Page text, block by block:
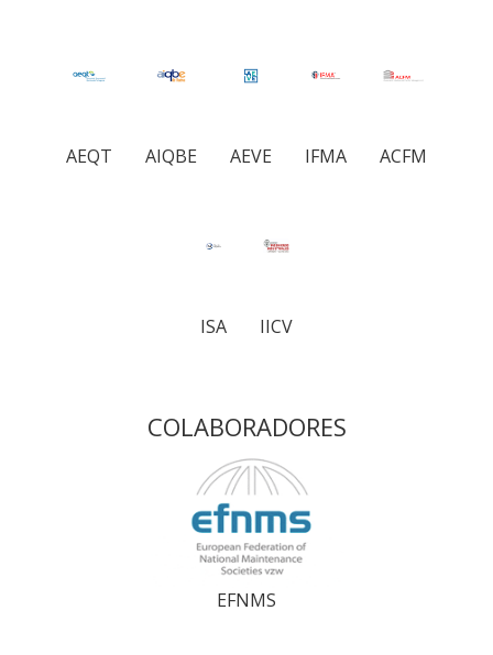
AEQT AIQBE AEVE IFMA ACFM
ISA IICV
COLABORADORES
EFNMS